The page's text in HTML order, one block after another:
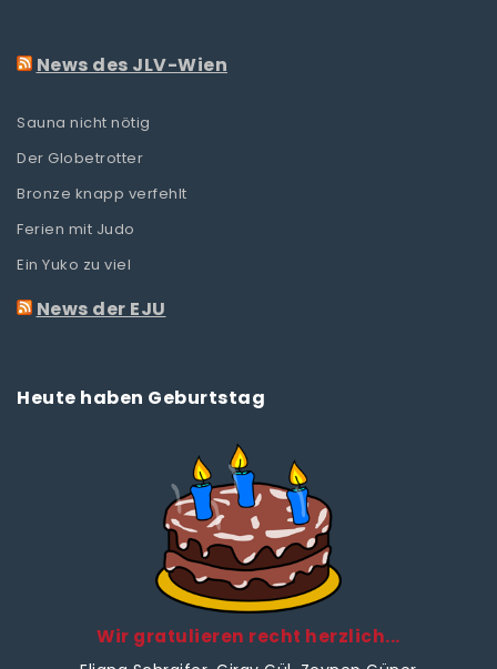
News des JLV-Wien
Sauna nicht nötig
Der Globetrotter
Bronze knapp verfehlt
Ferien mit Judo
Ein Yuko zu viel
News der EJU
Heute haben Geburtstag
Wir gratulieren recht herzlich...